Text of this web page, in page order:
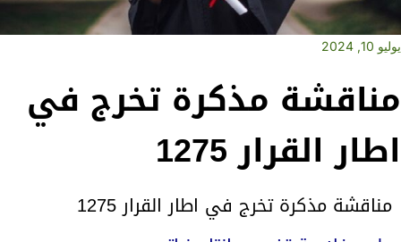
يوليو 10, 2024
مناقشة مذكرة تخرج في
اطار القرار 1275
مناقشة مذكرة تخرج في اطار القرار 1275